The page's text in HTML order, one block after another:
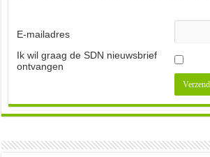
E-mailadres
Ik wil graag de SDN nieuwsbrief
ontvangen